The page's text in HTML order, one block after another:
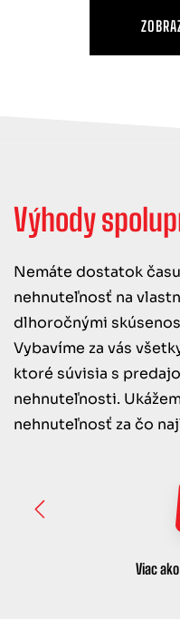
Výhody
Nemáte dostatok
nehnuteľnosť na
dlhoročnými
Vybavíme za vás
ktoré súvisia s
nehnuteľnosti.
nehnuteľnosť za čo
Viac